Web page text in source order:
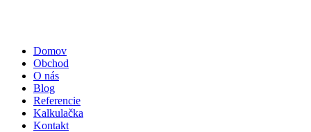
Domov
Obchod
O nás
Blog
Referencie
Kalkulačka
Kontakt